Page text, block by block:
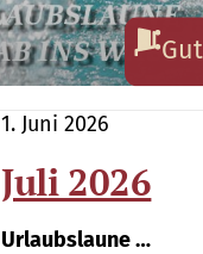
Juli 2026
Urlaubslaune …
1. Juni 2026